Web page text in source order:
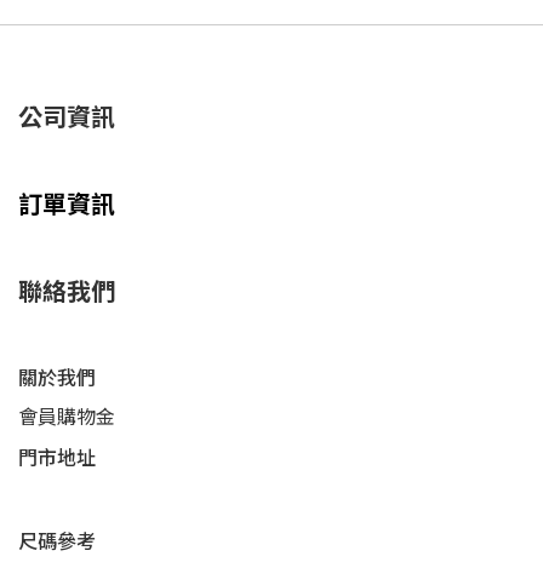
公司資訊
訂單資訊
聯絡我們
關於我們
會員購物金
門市地址
尺碼參考